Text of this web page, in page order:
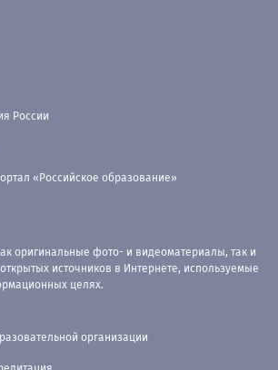
России
«Российское образование»
оригинальные фото- и видеоматериалы, так и
источников в Интернете, используемые
целях.
организации